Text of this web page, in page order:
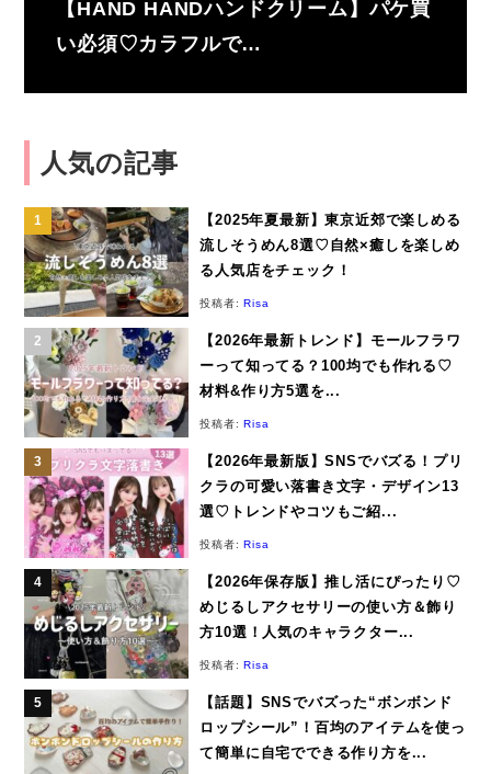
【HAND HANDハンドクリーム】パケ買
い必須♡カラフルで…
人気の記事
【2025年夏最新】東京近郊で楽しめる
流しそうめん8選♡自然×癒しを楽しめ
る人気店をチェック！
投稿者:Risa
【2026年最新トレンド】モールフラワ
ーって知ってる？100均でも作れる♡
材料&作り方5選を...
投稿者:Risa
【2026年最新版】SNSでバズる！プリ
クラの可愛い落書き文字・デザイン13
選♡トレンドやコツもご紹...
投稿者:Risa
【2026年保存版】推し活にぴったり♡
めじるしアクセサリーの使い方＆飾り
方10選！人気のキャラクター...
投稿者:Risa
【話題】SNSでバズった“ボンボンド
ロップシール”！百均のアイテムを使っ
て簡単に自宅でできる作り方を...